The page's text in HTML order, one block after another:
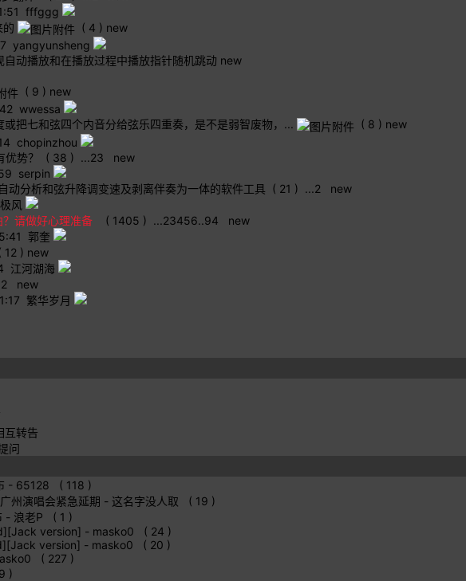
fffggg
的 ( 4 ) new
yangyunsheng
动播放和在播放过程中播放指针随机跳动 new
( 9 ) new
wwessa
把七和弦四个内音分给弦乐四重奏，是不是弱智废物，... ( 8 ) new
chopinzhou
势？ ( 38 ) ...23
new
serpin
分析和弦升降调变速及剥离伴奏为一体的软件工具 ( 21 ) ...2
new
风
请做好心理准备 ( 1405 ) ...23456..94
new
郭奎
12 ) new
江河湖海
2
new
繁华岁月
互转告
问
- 65128 ( 118 )
州演唱会紧急延期 - 这名字没人取 ( 19 )
- 浪老P ( 1 )
version] - masko0 ( 24 )
version] - masko0 ( 20 )
( 227 )
)